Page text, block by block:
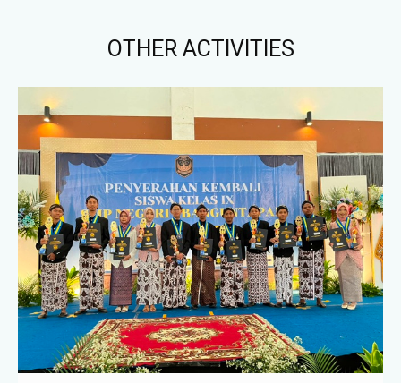
OTHER ACTIVITIES